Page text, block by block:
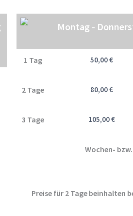
Montag -
1 Tag 50,00 €
2 Tage 80,00 €
3 Tage 105,00 €
Wochen-
Preise für 2 Tage beinhalten